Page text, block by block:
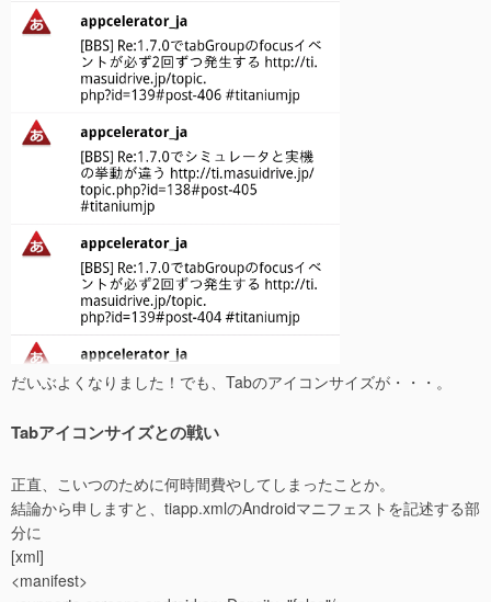
だいぶよくなりました！でも、Tabのアイコンサイズが・・・。
Tabアイコンサイズとの戦い
正直、こいつのために何時間費やしてしまったことか。
結論から申しますと、tiapp.xmlのAndroidマニフェストを記述する部
分に
[xml]
<manifest>